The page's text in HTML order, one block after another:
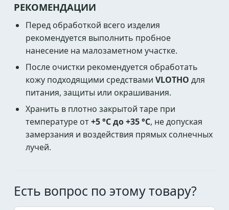
РЕКОМЕНДАЦИИ
Перед обработкой всего изделия
рекомендуется выполнить пробное
нанесение на малозаметном участке.
После очистки рекомендуется обработать
кожу подходящими средствамиVLOTHO для
питания, защиты или окрашивания.
Хранить в плотно закрытой таре при
температуре от+5 °C до +35 °C, не допуская
замерзания и воздействия прямых солнечных
лучей.
Есть вопрос по этому товару?